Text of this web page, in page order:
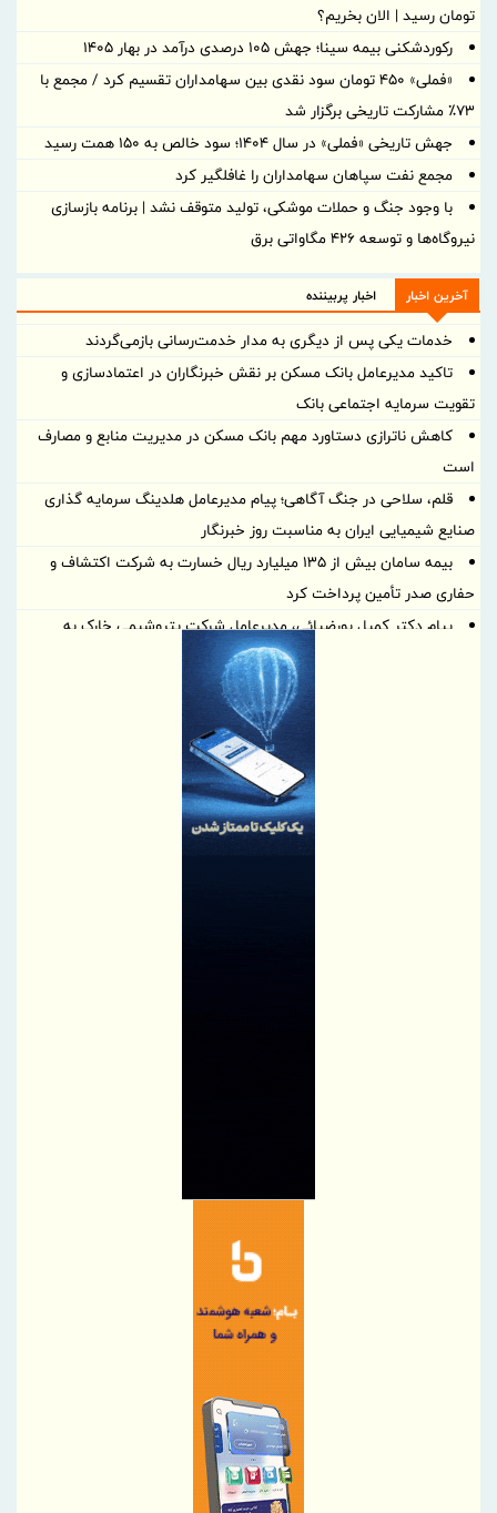
تومان رسید | الان بخریم؟
رکوردشکنی بیمه سینا؛ جهش 105 درصدی درآمد در بهار 1405
«فملی» ۴۵۰ تومان سود نقدی بین سهامداران تقسیم کرد / مجمع با
۷۳٪ مشارکت تاریخی برگزار شد
جهش تاریخی «فملی» در سال ۱۴۰۴؛ سود خالص به ۱۵۰ همت رسید
مجمع نفت سپاهان سهامداران را غافلگیر کرد
با وجود جنگ و حملات موشکی، تولید متوقف نشد | برنامه بازسازی
نیروگاه‌ها و توسعه ۴۲۶ مگاواتی برق
آخرین اخبار اخبار پربیننده
خدمات یکی پس از دیگری به مدار خدمت‌رسانی بازمی‌گردند
تاکید مدیرعامل بانک مسکن بر نقش خبرنگاران در اعتمادسازی و
تقویت سرمایه اجتماعی بانک
کاهش ناترازی دستاورد مهم بانک مسکن در مدیریت منابع و مصارف
است
قلم، سلاحی در جنگ آگاهی؛ پیام مدیرعامل هلدینگ سرمایه گذاری
صنایع شیمیایی ایران به مناسبت روز خبرنگار
بیمه سامان بیش از ۱۳۵ میلیارد ریال خسارت به شرکت اکتشاف و
حفاری صدر تأمین پرداخت کرد
پیام دکتر کمیل پورضیائی، مدیرعامل شرکت پتروشیمی خارک به
پیام روابط عمومی ذوب‌آهن اصفهان به مناسبت روز خبرنگار
سه بویلر نیروگاه در دو ماه به مدار بازگشتند
اطلاع رسانی حرفه‌ای، شفاف و متعهدانه، رکن توسعه همه جانبه
قلم، حافظ حقیقت؛ خبرنگار، روایتگر آگاهی
پیام تبریک مدیرعامل بانک رفاه کارگران به مناسبت روز خبرنگار
تاب‌آوری؛ رمز موفقیت شرکت مخابرات ایران در جنگ
رسانه‌های تخصصی بخشی از مسیر تسهیل تجارت/ خبرنگاران همراهان
پروژه‌های آسیب‌دیده از جنگ با بهره‌گیری از مهندسی ارزش بازسازی
پاسخ به پرسش‌های پرتکرار فعالان اقتصادی در قالب پادکست
پیشنهادات راهبردی بخش‌خصوصی برای افزایش تاب‌آوری در تجارت غذا